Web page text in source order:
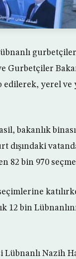
Gurbetçiler
yerel ve
bakanlık
dışındaki
82 bin 970
12 bin
Lübnanlı Nazih